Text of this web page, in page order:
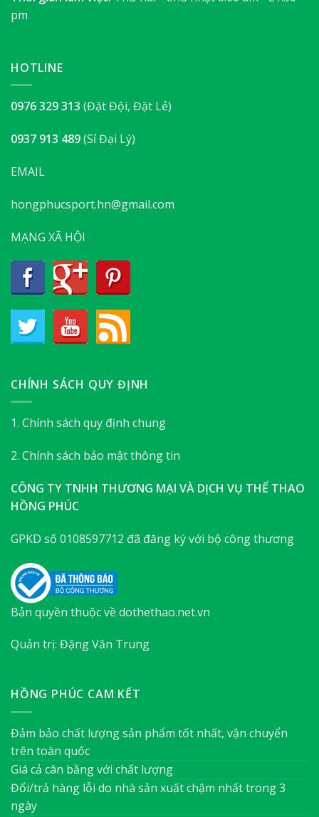
pm
HOTLINE
0976 329 313 (Đặt Đội, Đặt Lẻ)
0937 913 489(Sỉ Đại Lý)
EMAIL
hongphucsport.hn@gmail.com
MẠNG XÃ HỘI
CHÍNH SÁCH QUY ĐỊNH
1. Chính sách quy định chung
2. Chính sách bảo mật thông tin
CÔNG TY TNHH THƯƠNG MẠI VÀ DỊCH VỤ THỂ THAO
HỒNG PHÚC
GPKD số 0108597712 đã đăng ký với bộ công thương
Bản quyền thuộc về dothethao.net.vn
Quản trị: Đặng Văn Trung
HỒNG PHÚC CAM KẾT
Đảm bảo chất lượng sản phẩm tốt nhất, vận chuyển
trên toàn quốc
Giá cả cân bằng với chất lượng
Đổi/trả hàng lỗi do nhà sản xuất chậm nhất trong 3
ngày